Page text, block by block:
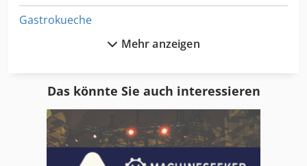
Gastrokueche
Kerzenfilter
Kippkochkessel
Mehr anzeigen
Das könnte Sie auch interessieren